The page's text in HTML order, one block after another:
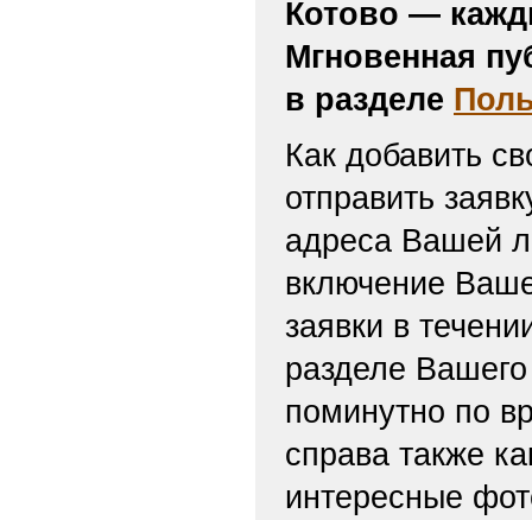
Котово —
Мгновенная
в разделе
Как добавить
отправить
адреса Вашей
включение
заявки в
разделе
поминутно по
справа также
интересные